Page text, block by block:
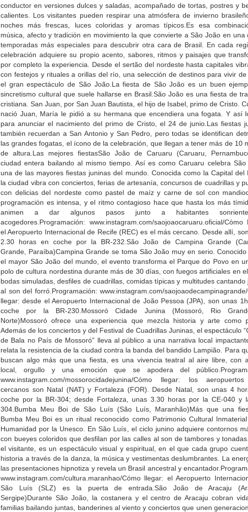
conductor en versiones dulces y saladas, acompañado de tortas, postres y
calientes. Los visitantes pueden respirar una atmósfera de invierno
noches más frescas, luces coloridas y aromas típicos.Es esa
música, afecto y tradición en movimiento la que convierte a São João en una
temporadas más especiales para descubrir otra cara de Brasil. En cada
celebración adquiere su propio acento, sabores, ritmos y paisajes que
por completo la experiencia. Desde el sertão del nordeste hasta capitales
con festejos y rituales a orillas del río, una selección de destinos para vivir de
el gran espectáculo de São João.La fiesta de São João es un buen
sincretismo cultural que suele hallarse en Brasil.São João es una fiesta de
cristiana. San Juan, por San Juan Bautista, el hijo de Isabel, primo de Cristo.
nació Juan, María le pidió a su hermana que encendiera una fogata. Y así
para anunciar el nacimiento del primo de Cristo, el 24 de junio.Las fiestas
también recuerdan a San Antonio y San Pedro, pero todas se identifican
las grandes fogatas, el ícono de la celebración, que llegan a tener más de 10
de altura.Las mejores fiestasSão João de Caruaru (Caruaru,
ciudad entera bailando al mismo tiempo. Así es como Caruaru celebra São
una de las mayores fiestas juninas del mundo. Conocida como la Capital del
la ciudad vibra con conciertos, ferias de artesanía, concursos de cuadrillas y
con delicias del nordeste como pastel de maíz y carne de sol con
programación es intensa, y el ritmo contagioso hace que hasta los más
animen a dar algunos pasos junto a habitantes
acogedores.Programación: www.instagram.com/saojoaocaruaru.oficial/Cómo
el Aeropuerto Internacional de Recife (REC) es el más cercano. Desde allí,
2.30 horas en coche por la BR-232.São João de Campina Grande
Grande, Paraíba)Campina Grande se toma São João muy en serio.
el mayor São João del mundo, el evento transforma el Parque do Povo en
polo de cultura nordestina durante más de 30 días, con fuegos artificiales en el
bodas simuladas, desfiles de cuadrillas, comidas típicas y multitudes cantando
al son del forró.Programación: www.instagram.com/
llegar: desde el Aeropuerto Internacional de João Pessoa (JPA), son unas
coche por la BR-230.Mossoró Cidade Junina (Mossoró, Rio
Norte)Mossoró ofrece una experiencia que mezcla historia y arte como
Además de los conciertos y del Festival de Cuadrillas Juninas, el espectáculo
de Bala no País de Mossoró” lleva al público a una narrativa local
relata la resistencia de la ciudad contra la banda del bandido Lampião. Para
buscan algo más que una fiesta, es una vivencia teatral al aire libre, con
local, orgullo y una emoción que se apodera del
www.instagram.com/mossorocidadejunina/Cómo llegar: los
cercanos son Natal (NAT) y Fortaleza (FOR). Desde Natal, son unas 4
coche por la BR-304; desde Fortaleza, unas 3.30 horas por la CE-040 y
304.Bumba Meu Boi de São Luís (São Luís, Maranhão)Más que una
Bumba Meu Boi es un ritual reconocido como Patrimonio Cultural
Humanidad por la Unesco. En São Luís, el ciclo junino adquiere contornos
con bueyes coloridos que desfilan por las calles al son de tambores y
el visitante, es un espectáculo visual y espiritual, en el que cada grupo
historia a través de la danza, la música y vestimentas deslumbrantes. La
las presentaciones hipnotiza y revela un Brasil ancestral y
www.instagram.com/cultura.maranhao/Cómo llegar: el Aeropuerto
São Luís (SLZ) es la puerta de entrada.São João de Aracaju
Sergipe)Durante São João, la costanera y el centro de Aracaju cobran
familias bailando juntas, banderines al viento y conciertos que unen